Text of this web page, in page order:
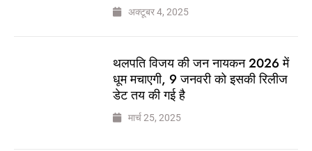
अक्टूबर 4, 2025
थलपति विजय की जन नायकन 2026 में
धूम मचाएगी, 9 जनवरी को इसकी रिलीज
डेट तय की गई है
मार्च 25, 2025